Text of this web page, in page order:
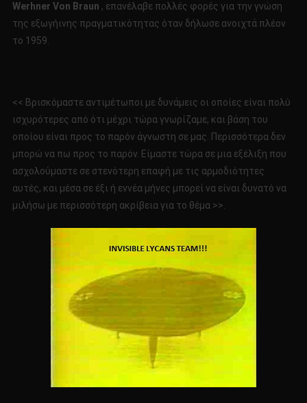
Werhner Von Braun , επανέλαβε πολλές φορές για την γνώση
της εξωγήινης πραγματικότητας όταν δήλωσε ανοιχτά πλέον
το 1959.
<< Βρισκόμαστε αντιμέτωποι με δυνάμεις οι οποίες είναι πολύ
ισχυρότερες από ότι μέχρι τώρα γνωρίζαμε, και βάση του
οποίου είναι προς το παρόν άγνωστη σε μας. Περισσότερα δεν
μπορώ να πω προς το παρόν. Είμαστε τώρα σε μια εξέλιξη που
ασχολούμαστε σε στενότερη επαφή με τις αρμοδιότητες
αυτές, και μέσα σε έξι ή εννέα μήνες μπορεί να είναι δυνατό να
μιλήσω με περισσότερη ακρίβεια για το θέμα >>.